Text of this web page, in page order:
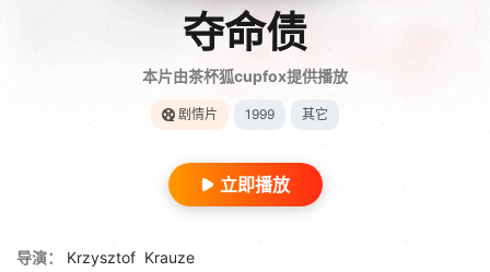
夺命债
本片由茶杯狐cupfox提供播放
剧情片 1999 其它
立即播放
导演： Krzysztof Krauze